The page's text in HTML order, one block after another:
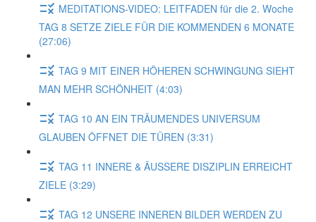
MEDITATIONS-VIDEO: LEITFADEN für die 2. Woche
TAG 8 SETZE ZIELE FÜR DIE KOMMENDEN 6 MONATE
(27:06)
TAG 9 MIT EINER HÖHEREN SCHWINGUNG SIEHT
MAN MEHR SCHÖNHEIT (4:03)
TAG 10 AN EIN TRÄUMENDES UNIVERSUM
GLAUBEN ÖFFNET DIE TÜREN (3:31)
TAG 11 INNERE & ÄUSSERE DISZIPLIN ERREICHT
ZIELE (3:29)
TAG 12 UNSERE INNEREN BILDER WERDEN ZU